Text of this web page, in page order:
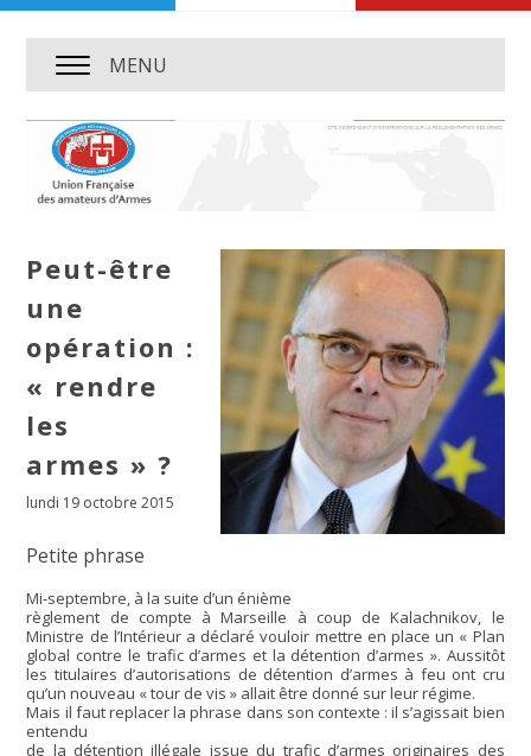
MENU
Peut-être
une
opération :
« rendre
les
armes » ?
lundi 19 octobre 2015
Petite phrase
Mi-septembre, à la suite d’un énième
règlement de compte à Marseille à coup de Kalachnikov, le
Ministre de l’Intérieur a déclaré vouloir mettre en place un « Plan
global contre le trafic d’armes et la détention d’armes ». Aussitôt
les titulaires d’autorisations de détention d’armes à feu ont cru
qu’un nouveau « tour de vis » allait être donné sur leur régime.
Mais il faut replacer la phrase dans son contexte : il s’agissait bien
entendu
de la détention illégale issue du trafic d’armes originaires des